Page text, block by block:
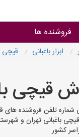
فروشنده ها
استان ها
ابزار باغبانی قیچی
قیچی
تلفن فروشنده های
باغبانی تهران و
کشور